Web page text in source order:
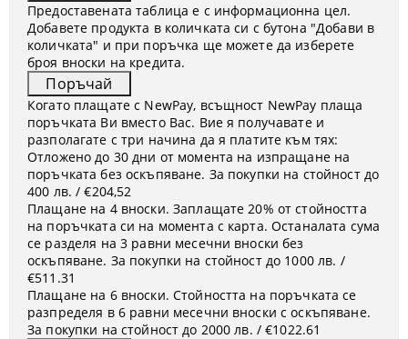
Предоставената таблица е с информационна цел.
Добавете продукта в количката си с бутона "Добави в
количката" и при поръчка ще можете да изберете
броя вноски на кредита.
Когато плащате с NewPay, всъщност NewPay плаща
поръчката Ви вместо Вас. Вие я получавате и
разполагате с три начина да я платите към тях:
Отложено до 30 дни от момента на изпращане на
поръчката без оскъпяване. За покупки на стойност до
400 лв. / €204,52
Плащане на 4 вноски. Заплащате 20% от стойността
на поръчката си на момента с карта. Останалата сума
се разделя на 3 равни месечни вноски без
оскъпяване. За покупки на стойност до 1000 лв. /
€511.31
Плащане на 6 вноски. Стойността на поръчката се
разпределя в 6 равни месечни вноски с оскъпяване.
За покупки на стойност до 2000 лв. / €1022.61